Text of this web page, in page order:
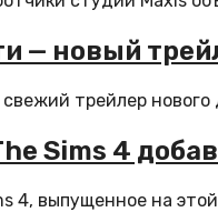
— новый
трейлер
Sims 4
4, выпущенное на